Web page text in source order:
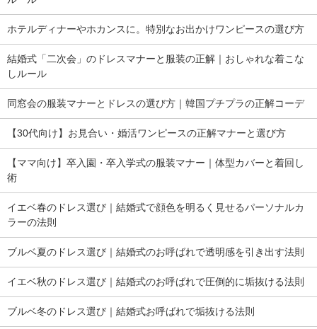
ホテルディナーやホカンスに。特別なお出かけワンピースの選び方
結婚式「二次会」のドレスマナーと服装の正解｜おしゃれな着こな
しルール
同窓会の服装マナーとドレスの選び方｜韓国プチプラの正解コーデ
【30代向け】お見合い・婚活ワンピースの正解マナーと選び方
【ママ向け】卒入園・卒入学式の服装マナー｜体型カバーと着回し
術
イエベ春のドレス選び｜結婚式で顔色を明るく見せるパーソナルカ
ラーの法則
ブルベ夏のドレス選び｜結婚式のお呼ばれで透明感を引き出す法則
イエベ秋のドレス選び｜結婚式のお呼ばれで圧倒的に垢抜ける法則
ブルベ冬のドレス選び｜結婚式お呼ばれで垢抜ける法則